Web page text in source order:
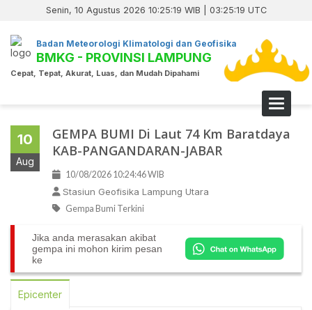
Senin, 10 Agustus 2026 10:25:19 WIB | 03:25:19 UTC
Badan Meteorologi Klimatologi dan Geofisika
BMKG - PROVINSI LAMPUNG
Cepat, Tepat, Akurat, Luas, dan Mudah Dipahami
Toggle
10
Aug
GEMPA BUMI Di Laut 74 Km Baratdaya
KAB-PANGANDARAN-JABAR
10/08/2026 10:24:46 WIB
Stasiun Geofisika Lampung Utara
Gempa Bumi Terkini
Jika anda merasakan akibat
gempa ini mohon kirim pesan
ke
Epicenter